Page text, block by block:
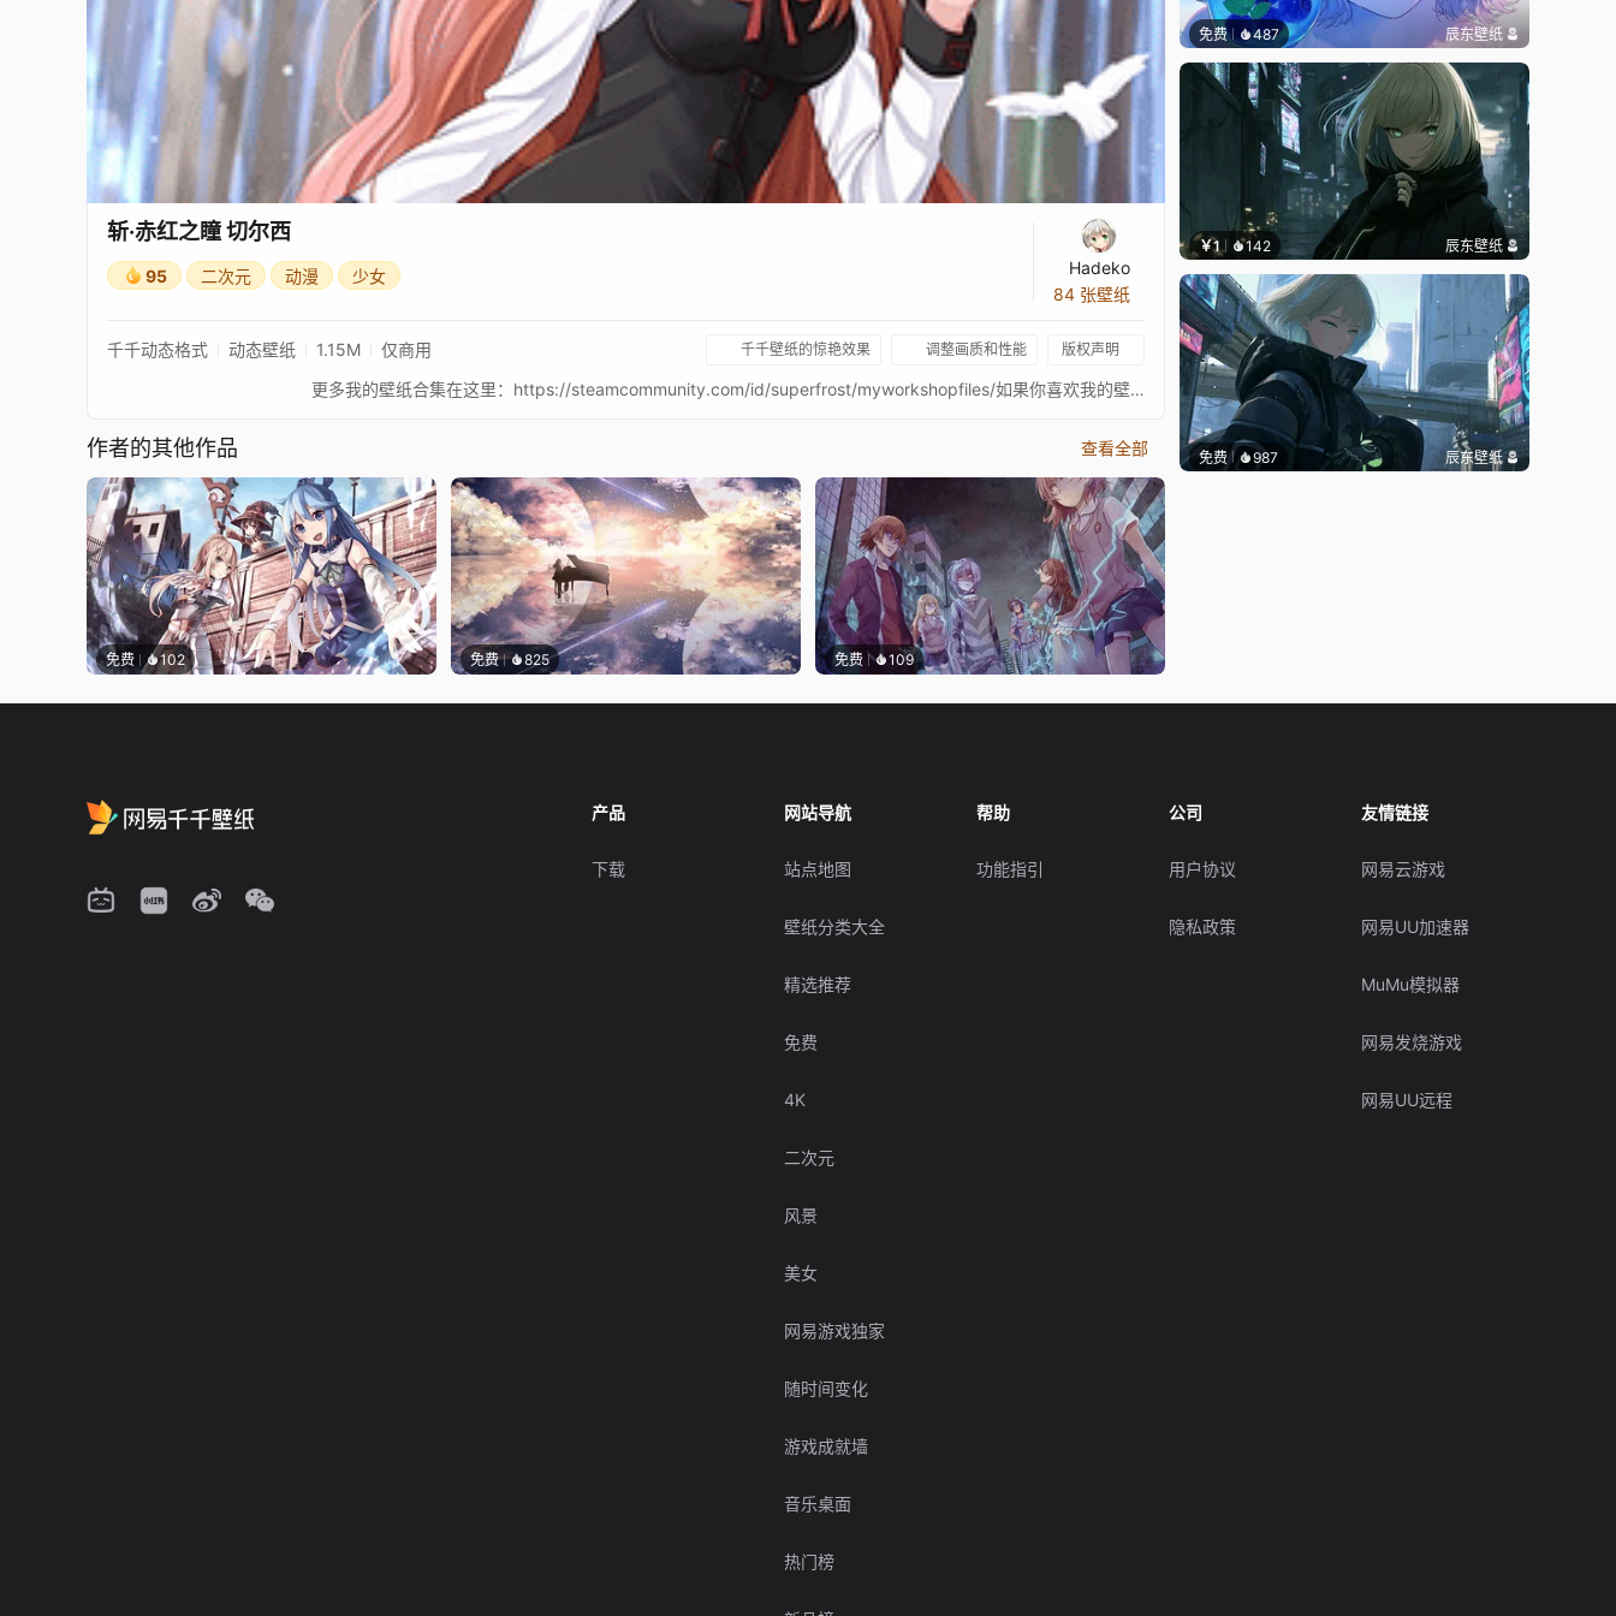
斩·赤红之瞳 切尔西
95 二次元 动漫 少女
Hadeko
84 张壁纸
千千动态格式 动态壁纸 1.15M 仅商用 千千壁纸的惊艳效果 调整画质和性能 版权声明
⠀⠀⠀⠀⠀⠀⠀⠀⠀⠀⠀⠀⠀⠀⠀⠀⠀更多我的壁纸合集在这里：https://steamcommunity.com/id/superfrost/myworkshopfiles/如果你喜欢我的壁纸合集，请在steam工作坊订阅我，这样你就不会错过新的酷壁纸！其他动漫作品：Akame ga Kill Chelsea Akame ga Kill Челси Akame ga Kill チェルシー
作者的其他作品 查看全部
免费 102 免费 825 免费 109
免费 487 辰东壁纸
￥1 142 辰东壁纸
免费 987 辰东壁纸
产品
下载
网站导航
站点地图
壁纸分类大全
精选推荐
免费
4K
二次元
风景
美女
网易游戏独家
随时间变化
游戏成就墙
音乐桌面
热门榜
帮助
功能指引
公司
用户协议
隐私政策
友情链接
网易云游戏
网易UU加速器
MuMu模拟器
网易发烧游戏
网易UU远程